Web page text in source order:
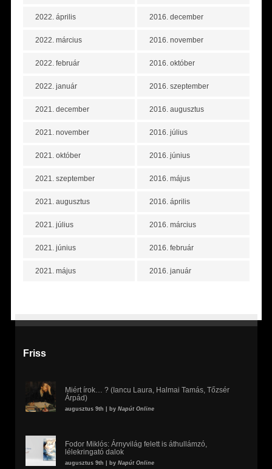
2022. április
2022. március
2022. február
2022. január
2021. december
2021. november
2021. október
2021. szeptember
2021. augusztus
2021. július
2021. június
2021. május
2016. december
2016. november
2016. október
2016. szeptember
2016. augusztus
2016. július
2016. június
2016. május
2016. április
2016. március
2016. február
2016. január
Friss
Miért írok… ? (Iancu Laura, Halmai Tamás, Tőzsér
Árpád)
augusztus 9th | by Napút Online
Fodor Miklós: Árnyvilág felett is áthullámzó,
lélekringató dalok
augusztus 9th | by Napút Online